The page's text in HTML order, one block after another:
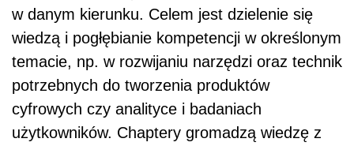
w danym kierunku. Celem jest dzielenie się
wiedzą i pogłębianie kompetencji w określonym
temacie, np. w rozwijaniu narzędzi oraz technik
potrzebnych do tworzenia produktów
cyfrowych czy analityce i badaniach
użytkowników. Chaptery gromadzą wiedzę z